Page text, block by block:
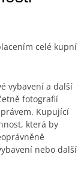
celé kupní
vybavení a další
fotografií
Kupující
která by
nebo další